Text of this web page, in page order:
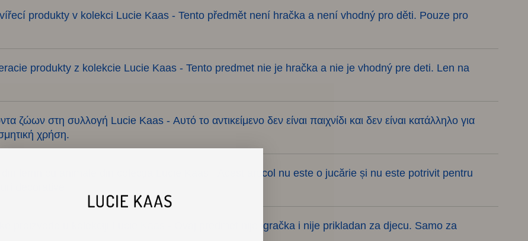
produkty v kolekci Lucie Kaas - Tento předmět není hračka a není vhodný pro děti. Pouze pro
produkty z kolekcie Lucie Kaas - Tento predmet nie je hračka a nie je vhodný pre deti. Len na
ζώων στη συλλογή Lucie Kaas - Αυτό το αντικείμενο δεν είναι παιχνίδι και δεν είναι κατάλληλο για
χρήση.
lemn cu animale din colecția Lucie Kaas - Acest articol nu este o jucărie și nu este potrivit pentru
decorative.
proizvode u kolekciji Lucie Kaas - Ovaj predmet nije igračka i nije prikladan za djecu. Samo za